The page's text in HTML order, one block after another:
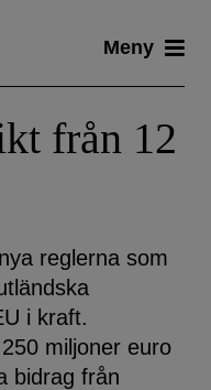
Meny
från 12
reglerna som
i kraft.
miljoner euro
bidrag från